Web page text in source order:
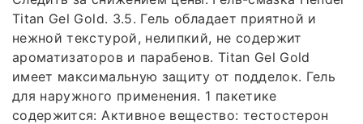
Titan Gel Gold. 3.5. Гель обладает приятной и
нежной текстурой, нелипкий, не содержит
ароматизаторов и парабенов. Titan Gel Gold
имеет максимальную защиту от подделок. Гель
для наружного применения. 1 пакетике
содержится: Активное вещество: тестостерон